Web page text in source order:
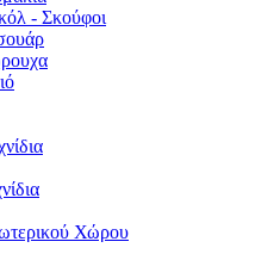
- Σκούφοι
Χώρου